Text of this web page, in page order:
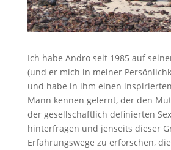
Ich habe Andro seit 1985 auf
(und er mich in meiner
und habe in ihm einen
Mann kennen gelernt, der den
der gesellschaftlich definierten
hinterfragen und jenseits dieser
Erfahrungswege zu erforschen,